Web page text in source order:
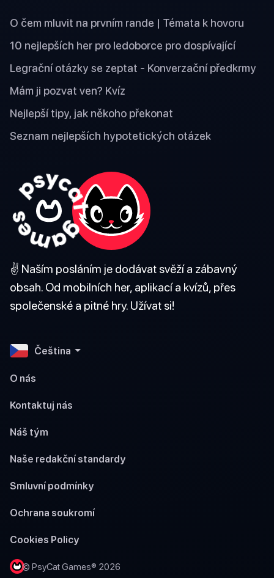
O čem mluvit na prvním rande | Témata k hovoru
10 nejlepších her pro ledoborce pro dospívající
Legrační otázky se zeptat - Konverzační předkrmy
Mám ji pozvat ven? Kvíz
Nejlepší tipy, jak někoho překonat
Seznam nejlepších hypotetických otázek
✌️ Naším posláním je dodávat svěží a zábavný
obsah. Od mobilních her, aplikací a kvízů, přes
společenské a pitné hry. Užívat si!
Čeština
O nás
Kontaktuj nás
Náš tým
Naše redakční standardy
Smluvní podmínky
Ochrana soukromí
Cookies Policy
© PsyCat Games® 2026